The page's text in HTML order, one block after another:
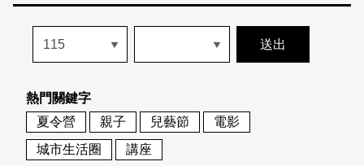
歷史專題
活動列表
地圖搜尋
關於我們
關於我們
刊物索取地點
會員基本資料
刊登活動
網站導覽 English
熱門關鍵字
夏令營
親子 兒藝節
電影
城市生活圈
講座